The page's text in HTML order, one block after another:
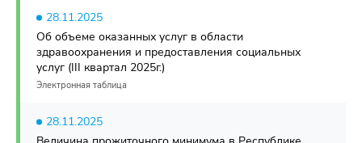
28.11.2025
Об объеме оказанных услуг в области
здравоохранения и предоставления социальных
услуг (III квартал 2025г.)
Электронная таблица
28.11.2025